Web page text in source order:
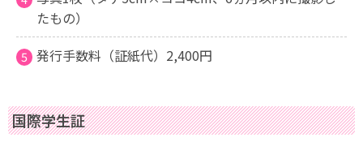
たもの）
発行手数料（証紙代）2,400円
国際学生証